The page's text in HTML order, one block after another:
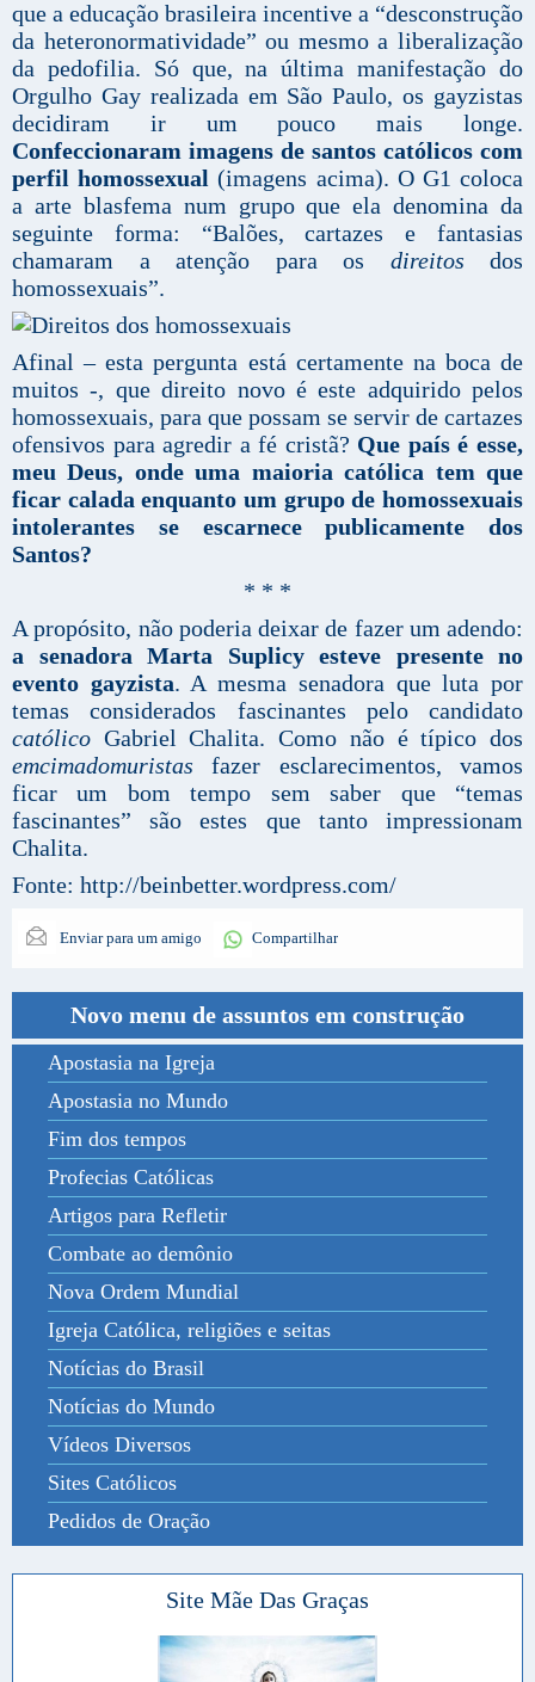
que a educação brasileira incentive a “desconstrução
da heteronormatividade” ou mesmo a liberalização
da pedofilia. Só que, na última manifestação do
Orgulho Gay realizada em São Paulo, os gayzistas
decidiram ir um pouco mais longe.
Confeccionaram imagens de santos católicos com
perfil homossexual(imagens acima). O G1 coloca
a arte blasfema num grupo que ela denomina da
seguinte forma: “Balões, cartazes e fantasias
chamaram a atenção para os direitos dos
homossexuais”.
Afinal – esta pergunta está certamente na boca de
muitos -, que direito novo é este adquirido pelos
homossexuais, para que possam se servir de cartazes
ofensivos para agredir a fé cristã? Que país é esse,
meu Deus, onde uma maioria católica tem que
ficar calada enquanto um grupo de homossexuais
intolerantes se escarnece publicamente dos
Santos?
* * *
A propósito, não poderia deixar de fazer um adendo:
a senadora Marta Suplicy esteve presente no
evento gayzista. A mesma senadora que luta por
temas considerados fascinantes pelo candidato
católico Gabriel Chalita. Como não é típico dos
emcimadomuristasfazer esclarecimentos, vamos
ficar um bom tempo sem saber que “temas
fascinantes” são estes que tanto impressionam
Chalita.
Fonte: http://beinbetter.wordpress.com/
Enviar para um amigo Compartilhar
Novo menu de assuntos em construção
Apostasia na Igreja
Apostasia no Mundo
Fim dos tempos
Profecias Católicas
Artigos para Refletir
Combate ao demônio
Nova Ordem Mundial
Igreja Católica, religiões e seitas
Notícias do Brasil
Notícias do Mundo
Vídeos Diversos
Sites Católicos
Pedidos de Oração
Site Mãe Das Graças